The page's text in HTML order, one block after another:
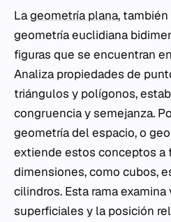
Lageometría plana,
geometría euclidiana
figuras que se encuentran
Analiza propiedades de
triángulos y polígonos,
congruencia y semejanza.
geometría del espacio, o
extiende estos conceptos a
dimensiones, como cubos,
cilindros. Esta rama
superficiales y la posición